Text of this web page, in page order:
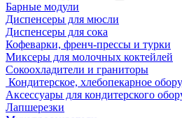
Барные модули
Диспенсеры для мюсли
Диспенсеры для сока
Кофеварки, френч-прессы и турки
Миксеры для молочных коктейлей
Сокоохладители и граниторы
Кондитерское, хлебопекарное
Аксессуары для кондитерского
Лапшерезки